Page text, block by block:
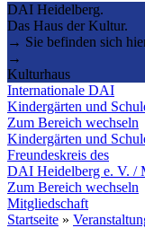
DAI Heidelberg.
Das Haus der Kultur.
→ Sie befinden sich
→
Kulturhaus
Internationale DAI
Kindergärten und
Zum Bereich wechseln
Kindergärten und
Freundeskreis des
DAI Heidelberg e. V. /
Zum Bereich wechseln
Mitgliedschaft
Startseite »